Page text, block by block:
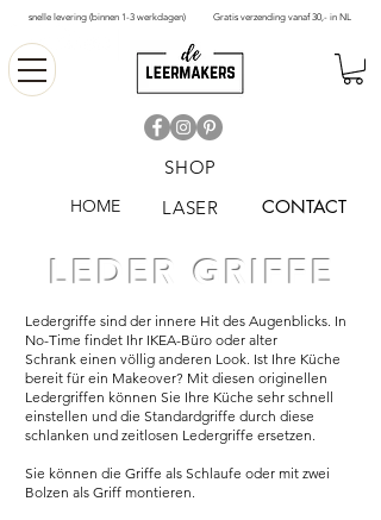
snelle levering (binnen 1-3 werkdagen) Gratis verzending vanaf 30,- in NL
HOME CONTACT
LASER
SHOP
LEDER GRIFFE
Ledergriffe sind der innere Hit des Augenblicks. In
No-Time findet Ihr IKEA-Büro oder alter
Schrank einen völlig anderen Look. Ist Ihre Küche
bereit für ein Makeover? Mit diesen originellen
Ledergriffen können Sie Ihre Küche sehr schnell
einstellen und die Standardgriffe durch diese
schlanken und zeitlosen Ledergriffe ersetzen.
Sie können die Griffe als Schlaufe oder mit zwei
Bolzen als Griff montieren.